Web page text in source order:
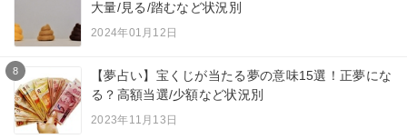
大量/見る/踏むなど状況別
2024年01月12日
8
【夢占い】宝くじが当たる夢の意味15選！正夢にな
る？高額当選/少額など状況別
2023年11月13日